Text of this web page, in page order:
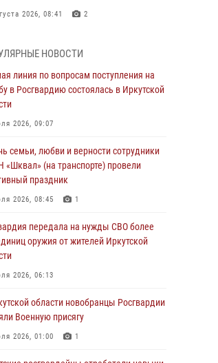
2026, 08:41 2
по Иркутской области по самбо
2026, 07:44 4
Росгвардии из Иркутска
2026, 07:14 3
потушили загоревшийся
2026, 04:55
обеспечила безопасность
2026, 03:32
из Братска присоединились к
НОВОСТИ
линия по вопросам поступления на
в Росгвардию состоялась в Иркутской
2026, 09:07
семьи, любви и верности сотрудники
(на транспорте) провели
праздник
2026, 08:45 1
передала на нужды СВО более
оружия от жителей Иркутской
2026, 06:13
области новобранцы Росгвардии
Военную присягу
2026, 01:00 1